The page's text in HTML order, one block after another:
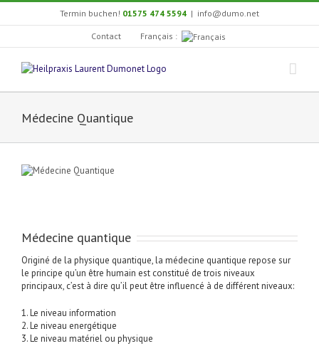
Skip
Termin buchen! 01575 474 5594 | info@dumo.net
Contact Français :
Médecine Quantique
Médecine quantique
Originé de la physique quantique, la médecine quantique repose sur
le principe qu’un être humain est constitué de trois niveaux
principaux, c’est à dire qu’il peut être influencé à de différent niveaux:
1. Le niveau information
2. Le niveau energétique
3. Le niveau matériel ou physique